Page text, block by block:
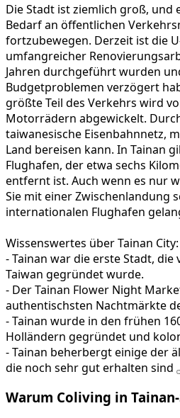
Die Stadt ist ziemlich groß, und
Bedarf an öffentlichen
fortzubewegen. Derzeit ist die
umfangreicher
Jahren durchgeführt wurden
Budgetproblemen verzögert
größte Teil des Verkehrs wird
Motorrädern abgewickelt.
taiwanesische Eisenbahnnetz,
Land bereisen kann. In Tainan
Flughafen, der etwa sechs
entfernt ist. Auch wenn es nur
Sie mit einer Zwischenlandung
internationalen Flughafen
Wissenswertes über Tainan City:
- Tainan war die erste Stadt, die
Taiwan gegründet wurde.
- Der Tainan Flower Night
authentischsten Nachtmärkte
- Tainan wurde in den frühen
Holländern gegründet und
- Tainan beherbergt einige der
die noch sehr gut erhalten sind
Warum Coliving in